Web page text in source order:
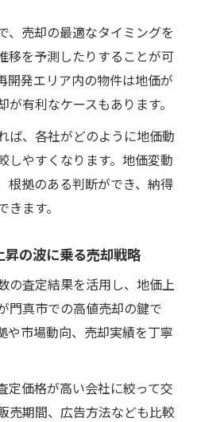
、売却の最適なタイミングを
移を予測したりすることが可
開発エリア内の物件は地価が
が有利なケースもあります。
ば、各社がどのように地価動
しやすくなります。地価変動
根拠のある判断ができ、納得
ます。
の波に乗る売却戦略
の査定結果を活用し、地価上
門真市での高値売却の鍵で
や市場動向、売却実績を丁寧
定価格が高い会社に絞って交
売期間、広告方法なども比較